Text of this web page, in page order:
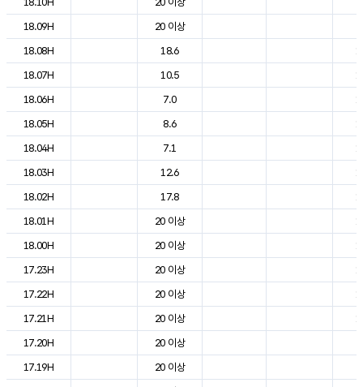
18.09H
20 이상
18.08H
18.6
18.07H
10.5
18.06H
7.0
18.05H
8.6
18.04H
7.1
18.03H
12.6
18.02H
17.8
18.01H
20 이상
18.00H
20 이상
17.23H
20 이상
17.22H
20 이상
17.21H
20 이상
17.20H
20 이상
17.19H
20 이상